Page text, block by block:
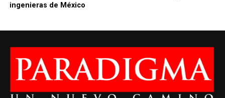
ingenieras de México